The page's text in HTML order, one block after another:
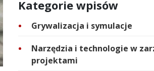
Kategorie wpisów
Grywalizacja i symulacje
Narzędzia i technologie w
projektami